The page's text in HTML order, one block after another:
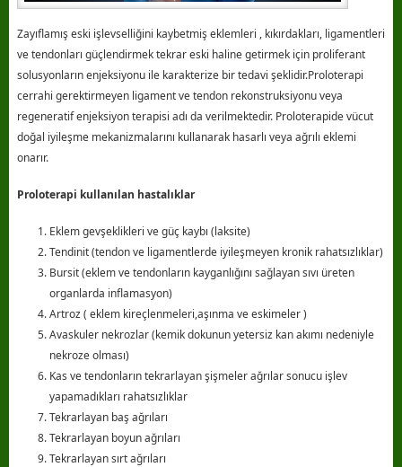
Zayıflamış eski işlevselliğini kaybetmiş eklemleri , kıkırdakları, ligamentleri
ve tendonları güçlendirmek tekrar eski haline getirmek için proliferant
solusyonların enjeksiyonu ile karakterize bir tedavi şeklidir.Proloterapi
cerrahi gerektirmeyen ligament ve tendon rekonstruksiyonu veya
regeneratif enjeksiyon terapisi adı da verilmektedir. Proloterapide vücut
doğal iyileşme mekanizmalarını kullanarak hasarlı veya ağrılı eklemi
onarır.
Proloterapi kullanılan hastalıklar
Eklem gevşeklikleri ve güç kaybı (laksite)
Tendinit (tendon ve ligamentlerde iyileşmeyen kronik rahatsızlıklar)
Bursit (eklem ve tendonların kayganlığını sağlayan sıvı üreten
organlarda inflamasyon)
Artroz ( eklem kireçlenmeleri,aşınma ve eskimeler )
Avaskuler nekrozlar (kemik dokunun yetersiz kan akımı nedeniyle
nekroze olması)
Kas ve tendonların tekrarlayan şişmeler ağrılar sonucu işlev
yapamadıkları rahatsızlıklar
Tekrarlayan baş ağrıları
Tekrarlayan boyun ağrıları
Tekrarlayan sırt ağrıları